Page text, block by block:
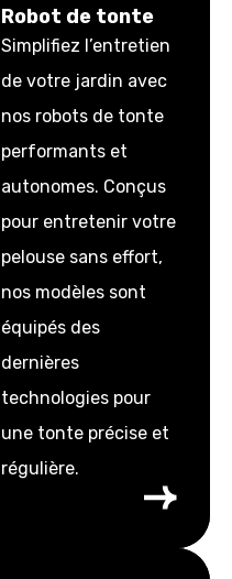
Robot de tonte
Simplifiez l’entretien
de votre jardin avec
nos robots de tonte
performants et
autonomes. Conçus
pour entretenir votre
pelouse sans effort,
nos modèles sont
équipés des
dernières
technologies pour
une tonte précise et
régulière.